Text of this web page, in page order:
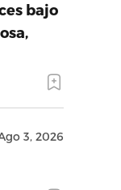
bajo
3, 2026